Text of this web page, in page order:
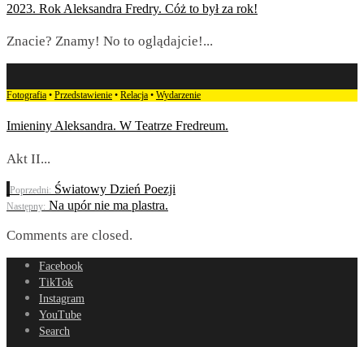
2023. Rok Aleksandra Fredry. Cóż to był za rok!
Znacie? Znamy! No to oglądajcie!...
Fotografia • Przedstawienie • Relacja • Wydarzenie
Imieniny Aleksandra. W Teatrze Fredreum.
Akt II...
Poprzedni: Światowy Dzień Poezji
Następny: Na upór nie ma plastra.
Comments are closed.
Facebook
TikTok
Instagram
YouTube
Search